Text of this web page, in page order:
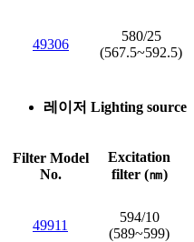
49306
580/25
(567.5~592.5)
레이저 Lighting source
Filter Model
No.
Excitation
filter (㎚)
49911
594/10
(589~599)